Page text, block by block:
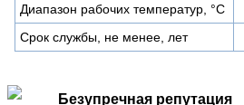
Диапазон рабочих температур, °C
Срок службы, не менее, лет
Безупречная репутация